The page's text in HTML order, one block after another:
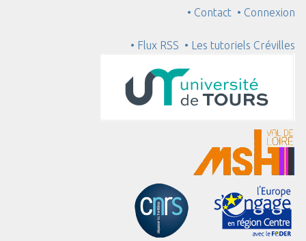
• Contact • Connexion
• Flux RSS • Les tutoriels Crévilles